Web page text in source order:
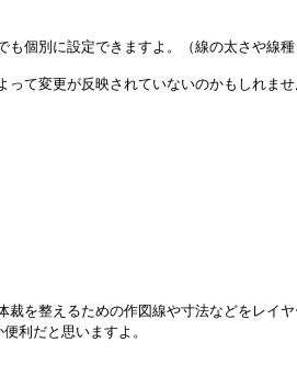
個別に設定できますよ。（線の太さや線種
って変更が反映されていないのかもしれま
裁を整えるための作図線や寸法などをレイ
利だと思いますよ。